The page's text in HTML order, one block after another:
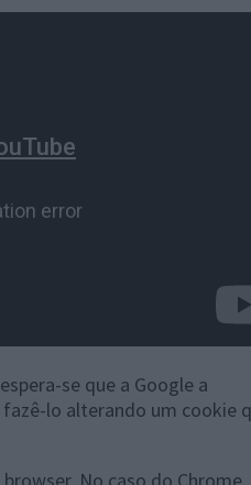
se que a Google a
lo alterando um cookie